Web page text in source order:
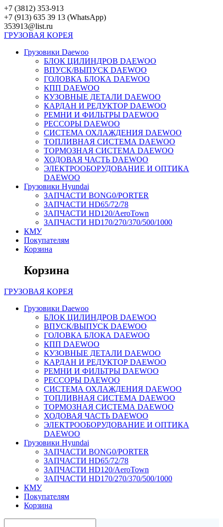
Перейти
к
контенту
+7 (3812) 353-913
+7 (913) 635 39 13 (WhatsApp)
353913@list.ru
ГРУЗОВАЯ КОРЕЯ
Грузовики Daewoo
БЛОК ЦИЛИНДРОВ DAEWOO
ВПУСК/ВЫПУСК DAEWOO
ГОЛОВКА БЛОКА DAEWOO
КПП DAEWOO
КУЗОВНЫЕ ДЕТАЛИ DAEWOO
КАРДАН И РЕДУКТОР DAEWOO
РЕМНИ И ФИЛЬТРЫ DAEWOO
РЕССОРЫ DAEWOO
СИСТЕМА ОХЛАЖДЕНИЯ DAEWOO
ТОПЛИВНАЯ СИСТЕМА DAEWOO
ТОРМОЗНАЯ СИСТЕМА DAEWOO
ХОДОВАЯ ЧАСТЬ DAEWOO
ЭЛЕКТРООБОРУДОВАНИЕ И ОПТИКА
DAEWOO
Грузовики Hyundai
ЗАПЧАСТИ BONG0/PORTER
ЗАПЧАСТИ HD65/72/78
ЗАПЧАСТИ HD120/AeroTown
ЗАПЧАСТИ HD170/270/370/500/1000
КМУ
Покупателям
Корзина
Корзина
ГРУЗОВАЯ КОРЕЯ
Грузовики Daewoo
БЛОК ЦИЛИНДРОВ DAEWOO
ВПУСК/ВЫПУСК DAEWOO
ГОЛОВКА БЛОКА DAEWOO
КПП DAEWOO
КУЗОВНЫЕ ДЕТАЛИ DAEWOO
КАРДАН И РЕДУКТОР DAEWOO
РЕМНИ И ФИЛЬТРЫ DAEWOO
РЕССОРЫ DAEWOO
СИСТЕМА ОХЛАЖДЕНИЯ DAEWOO
ТОПЛИВНАЯ СИСТЕМА DAEWOO
ТОРМОЗНАЯ СИСТЕМА DAEWOO
ХОДОВАЯ ЧАСТЬ DAEWOO
ЭЛЕКТРООБОРУДОВАНИЕ И ОПТИКА
DAEWOO
Грузовики Hyundai
ЗАПЧАСТИ BONG0/PORTER
ЗАПЧАСТИ HD65/72/78
ЗАПЧАСТИ HD120/AeroTown
ЗАПЧАСТИ HD170/270/370/500/1000
КМУ
Покупателям
Корзина